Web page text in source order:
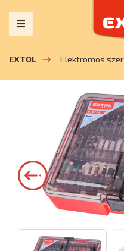
EXTOL Elektromos